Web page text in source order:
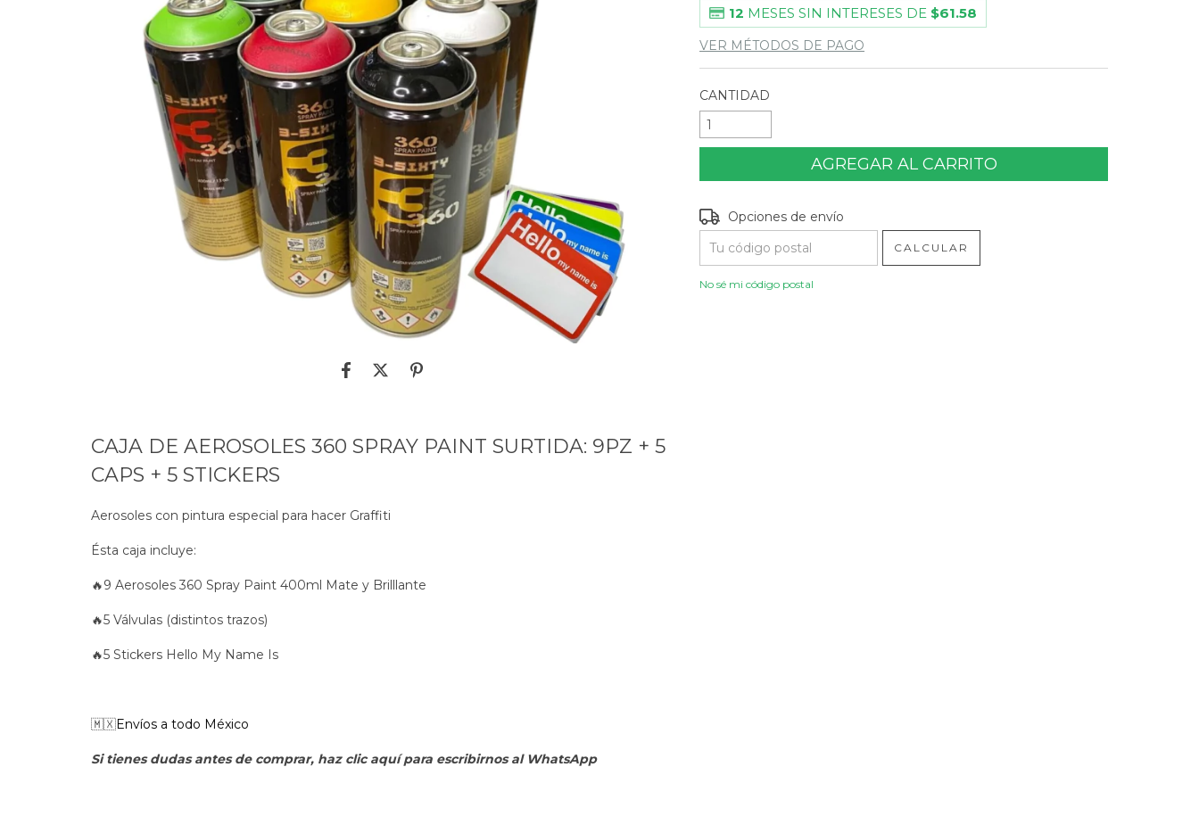
CAJA DE AEROSOLES 360 SPRAY PAINT SURTIDA: 9PZ + 5
CAPS + 5 STICKERS
Aerosoles con pintura especial para hacer Graffiti
Ésta caja incluye:
🔥9 Aerosoles 360 Spray Paint 400ml Mate y Brilllante
🔥5 Válvulas (distintos trazos)
🔥5 Stickers Hello My Name Is
🇲🇽Envíos a todo México
Si tienes dudas antes de comprar, haz clic aquí para escribirnos al WhatsApp
12 MESES SIN INTERESES DE $61.58
VER MÉTODOS DE PAGO
CANTIDAD
Entregas para el CP:
Opciones de envío
CALCULAR
No sé mi código postal